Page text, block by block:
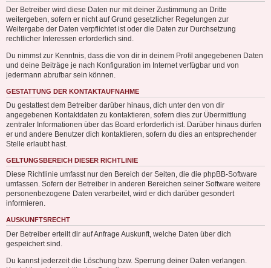
Der Betreiber wird diese Daten nur mit deiner Zustimmung an Dritte
weitergeben, sofern er nicht auf Grund gesetzlicher Regelungen zur
Weitergabe der Daten verpflichtet ist oder die Daten zur Durchsetzung
rechtlicher Interessen erforderlich sind.
Du nimmst zur Kenntnis, dass die von dir in deinem Profil angegebenen Daten
und deine Beiträge je nach Konfiguration im Internet verfügbar und von
jedermann abrufbar sein können.
GESTATTUNG DER KONTAKTAUFNAHME
Du gestattest dem Betreiber darüber hinaus, dich unter den von dir
angegebenen Kontaktdaten zu kontaktieren, sofern dies zur Übermittlung
zentraler Informationen über das Board erforderlich ist. Darüber hinaus dürfen
er und andere Benutzer dich kontaktieren, sofern du dies an entsprechender
Stelle erlaubt hast.
GELTUNGSBEREICH DIESER RICHTLINIE
Diese Richtlinie umfasst nur den Bereich der Seiten, die die phpBB-Software
umfassen. Sofern der Betreiber in anderen Bereichen seiner Software weitere
personenbezogene Daten verarbeitet, wird er dich darüber gesondert
informieren.
AUSKUNFTSRECHT
Der Betreiber erteilt dir auf Anfrage Auskunft, welche Daten über dich
gespeichert sind.
Du kannst jederzeit die Löschung bzw. Sperrung deiner Daten verlangen.